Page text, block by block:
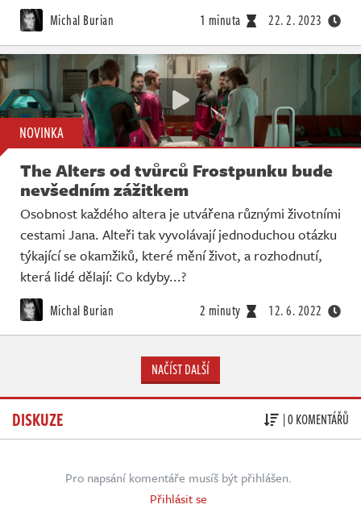
Michal Burian 1 minuta 22. 2. 2023
NOVINKA
The Alters od tvůrců Frostpunku bude
nevšedním zážitkem
Osobnost každého altera je utvářena různými životními
cestami Jana. Alteři tak vyvolávají jednoduchou otázku
týkající se okamžiků, které mění život, a rozhodnutí,
která lidé dělají: Co kdyby...?
Michal Burian 2 minuty 12. 6. 2022
NAČÍST DALŠÍ
DISKUZE | 0 KOMENTÁŘŮ
Pro napsání komentáře musíš být přihlášen.
Přihlásit se